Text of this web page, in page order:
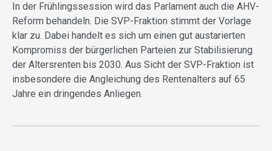
In der Frühlingssession wird das Parlament auch die AHV-
Reform behandeln. Die SVP-Fraktion stimmt der Vorlage
klar zu. Dabei handelt es sich um einen gut austarierten
Kompromiss der bürgerlichen Parteien zur Stabilisierung
der Altersrenten bis 2030. Aus Sicht der SVP-Fraktion ist
insbesondere die Angleichung des Rentenalters auf 65
Jahre ein dringendes Anliegen.